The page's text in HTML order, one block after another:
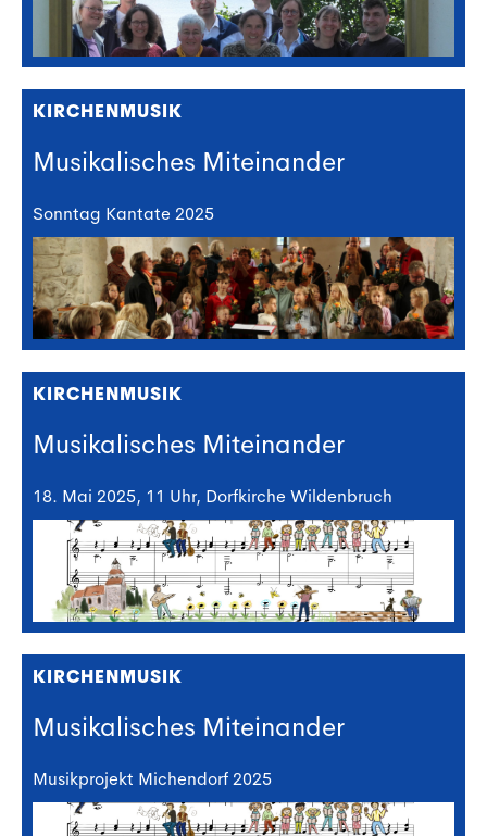
KIRCHENMUSIK
Musikalisches Miteinander
Sonntag Kantate 2025
KIRCHENMUSIK
Musikalisches Miteinander
18. Mai 2025, 11 Uhr, Dorfkirche Wildenbruch
KIRCHENMUSIK
Musikalisches Miteinander
Musikprojekt Michendorf 2025